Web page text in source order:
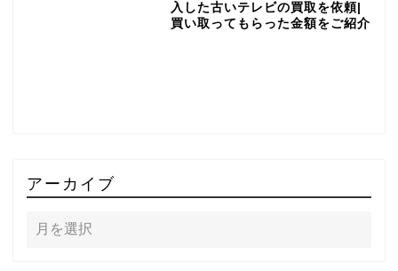
入した古いテレビの買取を依頼|
買い取ってもらった金額をご紹介
アーカイブ